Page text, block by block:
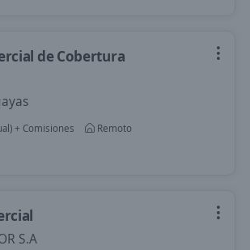
de Cobertura
+ Comisiones
Remoto
S.A